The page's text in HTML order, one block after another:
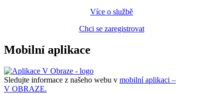
Více o službě
Chci se zaregistrovat
Mobilní aplikace
Sledujte informace z našeho webu v mobilní aplikaci –
V OBRAZE.